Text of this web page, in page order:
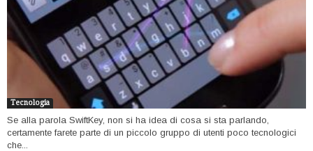
Tecnologia
Se alla parola SwiftKey, non si ha idea di cosa si sta parlando,
certamente farete parte di un piccolo gruppo di utenti poco tecnologici
che...